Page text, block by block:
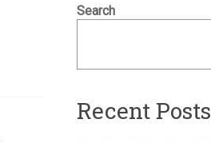
Search
Recent Posts